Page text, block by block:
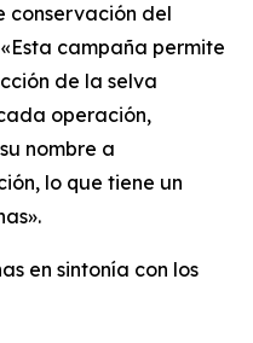
conservación del
campaña permite
de la selva
operación,
nombre a
lo que tiene un
en sintonía con los